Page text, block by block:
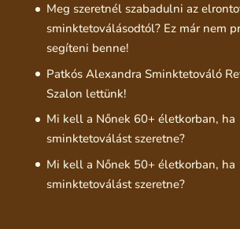
Meg szeretnél szabadulni az
sminktetoválásodtól? Ez már nem
segíteni benne!
Patkós Alexandra Sminktetováló
Szalon lettünk!
Mi kell a Nőnek 60+ életkorban, ha
sminktetoválást szeretne?
Mi kell a Nőnek 50+ életkorban, ha
sminktetoválást szeretne?